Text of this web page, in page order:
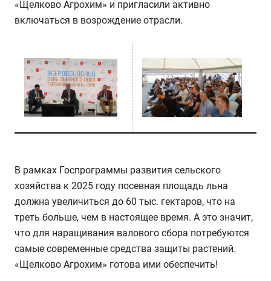
«Щелково Агрохим» и пригласили активно
включаться в возрождение отрасли.
В рамках Госпрограммы развития сельского
хозяйства к 2025 году посевная площадь льна
должна увеличиться до 60 тыс. гектаров, что на
треть больше, чем в настоящее время. А это значит,
что для наращивания валового сбора потребуются
самые современные средства защиты растений.
«Щелково Агрохим» готова ими обеспечить!